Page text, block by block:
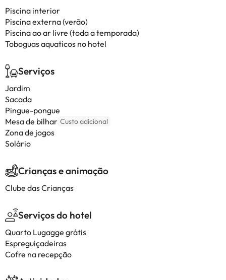
Piscina interior
Piscina externa (verão)
Piscina ao ar livre (toda a temporada)
Toboguas aquaticos no hotel
Serviços
Jardim
Sacada
Pingue-pongue
Mesa de bilhar Custo adicional
Zona de jogos
Solário
Crianças e animação
Clube das Crianças
Serviços do hotel
Quarto Lugagge grátis
Espreguiçadeiras
Cofre na recepção